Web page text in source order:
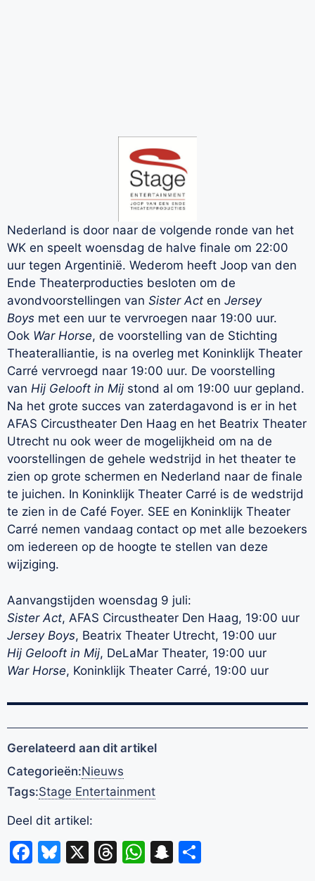
Nederland is door naar de volgende ronde van het
WK en speelt woensdag de halve finale om 22:00
uur tegen Argentinië. Wederom heeft Joop van den
Ende Theaterproducties besloten om de
avondvoorstellingen van Sister Act en Jersey
Boys met een uur te vervroegen naar 19:00 uur.
Ook War Horse, de voorstelling van de Stichting
Theateralliantie, is na overleg met Koninklijk Theater
Carré vervroegd naar 19:00 uur. De voorstelling
van Hij Gelooft in Mij stond al om 19:00 uur gepland.
Na het grote succes van zaterdagavond is er in het
AFAS Circustheater Den Haag en het Beatrix Theater
Utrecht nu ook weer de mogelijkheid om na de
voorstellingen de gehele wedstrijd in het theater te
zien op grote schermen en Nederland naar de finale
te juichen. In Koninklijk Theater Carré is de wedstrijd
te zien in de Café Foyer. SEE en Koninklijk Theater
Carré nemen vandaag contact op met alle bezoekers
om iedereen op de hoogte te stellen van deze
wijziging.
Aanvangstijden woensdag 9 juli:
Sister Act, AFAS Circustheater Den Haag, 19:00 uur
Jersey Boys, Beatrix Theater Utrecht, 19:00 uur
Hij Gelooft in Mij, DeLaMar Theater, 19:00 uur
War Horse, Koninklijk Theater Carré, 19:00 uur
Gerelateerd aan dit artikel
Categorieën:Nieuws
Tags:Stage Entertainment
Deel dit artikel:
Facebook
Bluesky
X Threads
WhatsApp
Snapchat